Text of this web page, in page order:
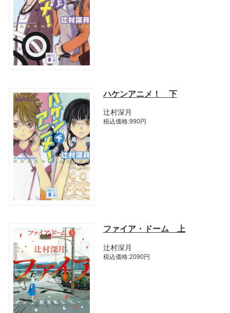
ハケンアニメ！ 下
辻村深月
税込価格:990円
ファイア・ドーム 上
辻村深月
税込価格:2090円